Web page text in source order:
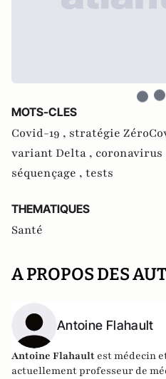
MOTS-CLES
Covid-19 , stratégie
variant Delta , coronavirus
séquençage , tests
THEMATIQUES
Santé
A PROPOS DES
Antoine Flahault
Antoine Flahault est médecin
actuellement professeur de